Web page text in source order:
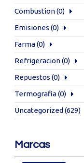
Combustion(0)
Emisiones (0)
Farma(0)
Refrigeracion(0)
Repuestos (0)
Termografia(0)
Uncategorized (629)
Marcas